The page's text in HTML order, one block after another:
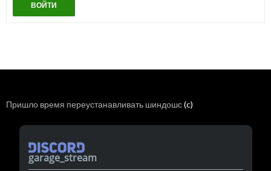
ВОЙТИ
Пришло время переустанавливать шиндошс(c)
garage_stream